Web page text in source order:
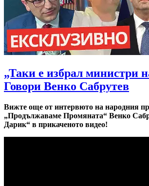
„Таки е избрал министри
Говори Венко Сабрутев
Вижте още от интервюто на народния
„Продължаваме Промяната“ Венко
Дарик“ в прикаченото видео!